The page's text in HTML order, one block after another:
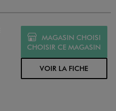
MAGASIN CHOISI
CHOISIR CE MAGASIN
VOIR LA FICHE